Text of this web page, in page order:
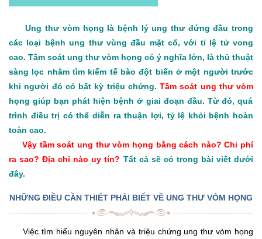
Ung thư vòm họng là bệnh lý ung thư đứng đầu trong
các loại bệnh ung thư vùng đầu mặt cổ, với tỉ lệ tử vong
cao. Tầm soát ung thư vòm họng có ý nghĩa lớn, là thủ thuật
sàng lọc nhằm tìm kiếm tế bào đột biến ở một người trước
khi người đó có bất kỳ triệu chứng. Tầm soát ung thư vòm
họng giúp bạn phát hiện bệnh ở giai đoạn đầu. Từ đó, quá
trình điều trị có thể diễn ra thuận lợi, tỷ lệ khỏi bệnh hoàn
toàn cao.
Vậy tầm soát ung thư vòm họng bằng cách nào? Chi phí
ra sao? Địa chỉ nào uy tín? Tất cả sẽ có trong bài viết dưới
đây.
NHỮNG ĐIỀU CẦN THIẾT PHẢI BIẾT VỀ UNG THƯ VÒM HỌNG
Việc tìm hiểu nguyên nhân và triệu chứng ung thư vòm họng